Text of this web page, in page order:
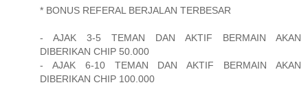
* BONUS REFERAL BERJALAN TERBESAR
- AJAK 3-5 TEMAN DAN AKTIF BERMAIN AKAN
DIBERIKAN CHIP 50.000
- AJAK 6-10 TEMAN DAN AKTIF BERMAIN AKAN
DIBERIKAN CHIP 100.000